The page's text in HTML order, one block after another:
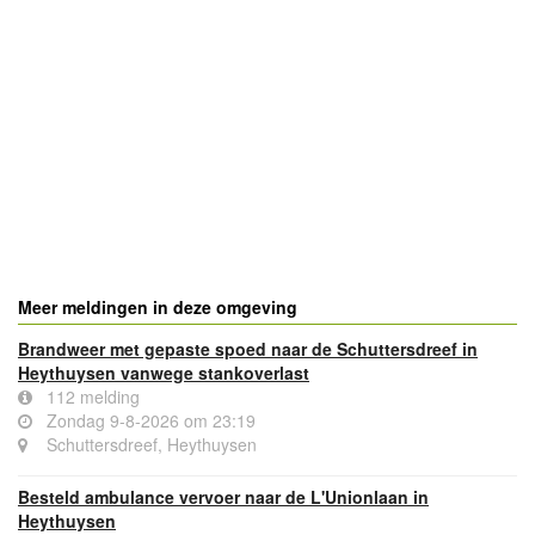
Meer meldingen in deze omgeving
Brandweer met gepaste spoed naar de Schuttersdreef in
Heythuysen vanwege stankoverlast
112 melding
Zondag 9-8-2026 om 23:19
Schuttersdreef, Heythuysen
Besteld ambulance vervoer naar de L'Unionlaan in
Heythuysen